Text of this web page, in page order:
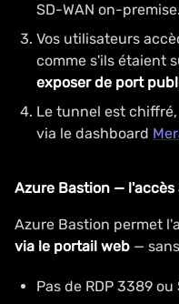
SD-WAN on-premise.
Vos utilisateurs
comme s'ils étaient
exposer de port
Le tunnel est
via le dashboard
Azure Bastion —
Azure Bastion permet
via le portail web —
Pas de RDP 3389